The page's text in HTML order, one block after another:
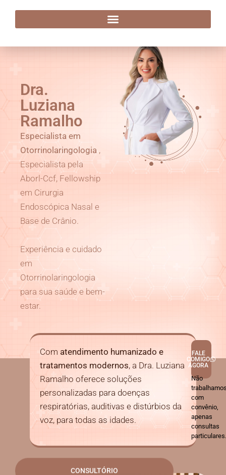
Dra. Luziana Ramalho
Dra.
Luziana
Ramalho
Especialista em
Otorrinolaringologia ,
Especialista pela
Aborl-Ccf, Fellowship
em Cirurgia
Endoscópica Nasal e
Base de Crânio.
Experiência e cuidado
em
Otorrinolaringologia
para sua saúde e bem-
estar.
Com atendimento humanizado e
tratamentos modernos, a Dra. Luziana
Ramalho oferece soluções
personalizadas para doenças
respiratórias, auditivas e distúrbios da
voz, para todas as idades.
FALE
COMIGO
AGORA
Não
com
convênio,
apenas
consultas
particulares.
CONSULTÓRIO